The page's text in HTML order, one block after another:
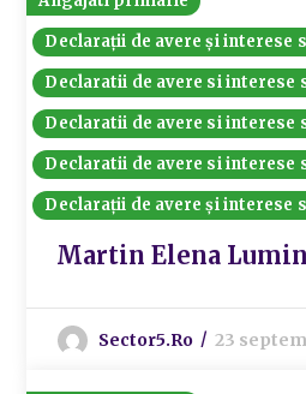
Declarații de avere și interese
Declaratii de avere si interese
Declaratii de avere si interese
Declaratii de avere si interese
Declarații de avere și interese
Martin Elena
Sector5.ro 23